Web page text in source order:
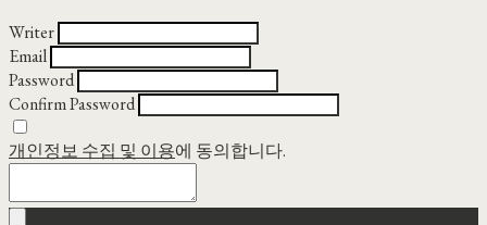
Writer
Email
Password
Confirm Password
개인정보 수집 및 이용에 동의합니다.